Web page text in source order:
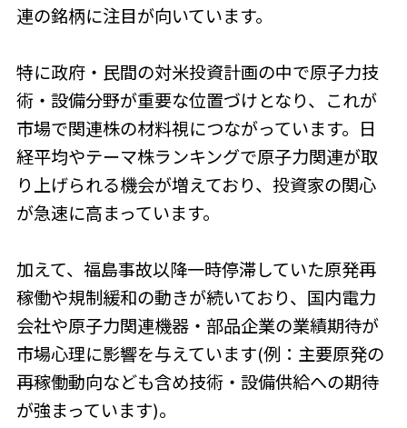
連の銘柄に注目が向いています。
特に政府・民間の対米投資計画の中で原子力技
術・設備分野が重要な位置づけとなり、これが
市場で関連株の材料視につながっています。日
経平均やテーマ株ランキングで原子力関連が取
り上げられる機会が増えており、投資家の関心
が急速に高まっています。
加えて、福島事故以降一時停滞していた原発再
稼働や規制緩和の動きが続いており、国内電力
会社や原子力関連機器・部品企業の業績期待が
市場心理に影響を与えています(例：主要原発の
再稼働動向なども含め技術・設備供給への期待
が強まっています)。